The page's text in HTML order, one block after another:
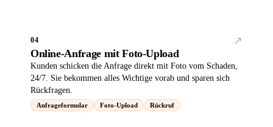
04
↗︎
Online-Anfrage mit Foto-Upload
Kunden schicken die Anfrage direkt mit Foto vom Schaden,
24/7. Sie bekommen alles Wichtige vorab und sparen sich
Rückfragen.
Anfrageformular Foto-Upload Rückruf